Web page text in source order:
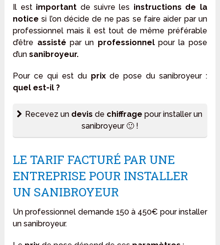
Il est important de suivre les instructions de la
notice si l’on décide de ne pas se faire aider par un
professionnel mais il est tout de même préférable
d’être assisté par un professionnelpour la pose
d’unsanibroyeur.
Pour ce qui est du prixde pose du sanibroyeur :
quel est-il ?
Recevez un devis de chiffrage pour installer un
sanibroyeur 🙂 !
LE TARIF FACTURÉ PAR UNE
ENTREPRISE POUR INSTALLER
UN SANIBROYEUR
Un professionnel demande 150 à 450€ pour installer
un sanibroyeur.